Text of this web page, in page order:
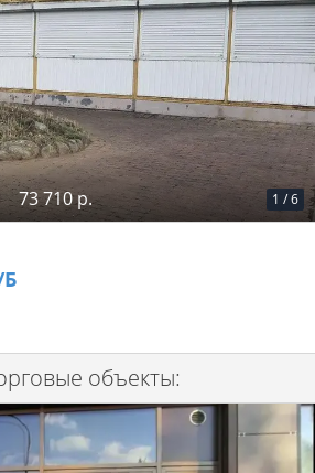
1 /6
73 710 р.
объекты: